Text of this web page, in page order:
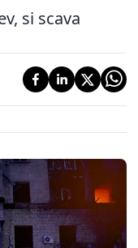
si scava